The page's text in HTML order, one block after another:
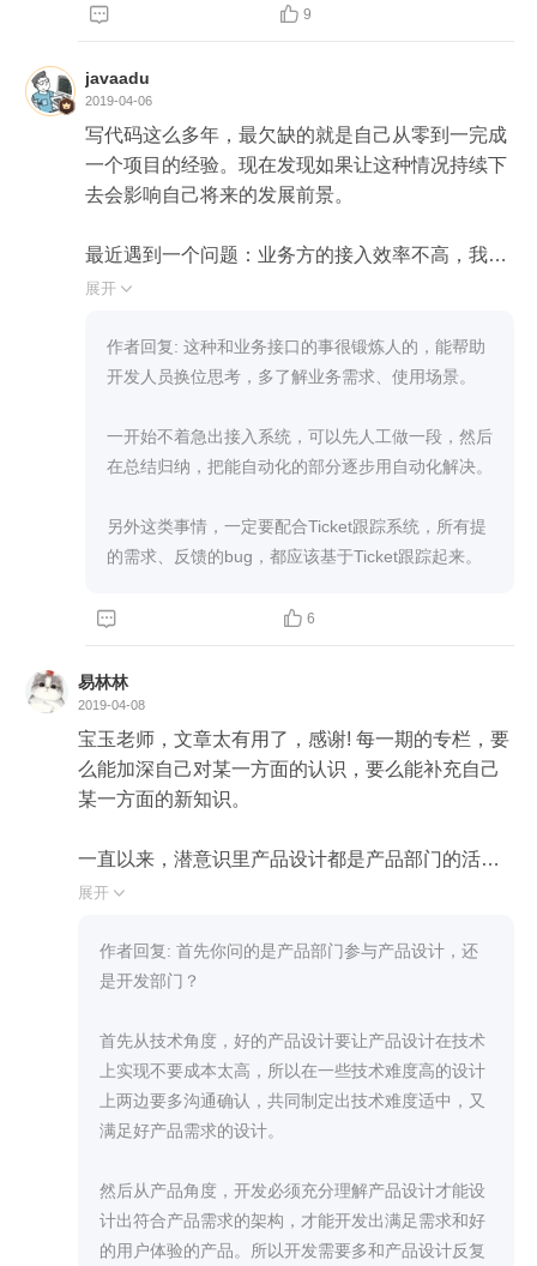
  9
javaadu
2019-04-06
写代码这么多年，最欠缺的就是自己从零到一完成
一个项目的经验。现在发现如果让这种情况持续下
去会影响自己将来的发展前景。
最近遇到一个问题：业务方的接入效率不高，我们
组一直需要提供一个开发去支持，人效态太低。为
了下主要的步骤：业务问题分析，对于接入来说就
是总结固定的接入；出解决方案（这里需要自己去
如果可以解决这个问题，相信可以锻炼自己身体整
展开 
作者回复: 这种和业务接口的事很锻炼人的，能帮助
开发人员换位思考，多了解业务需求、使用场景。
一开始不着急出接入系统，可以先人工做一段，然后
在总结归纳，把能自动化的部分逐步用自动化解决。
另外这类事情，一定要配合Ticket跟踪系统，所有提
的需求、反馈的bug，都应该基于Ticket跟踪起来。
  6
易林林
2019-04-08
宝玉老师，文章太有用了，感谢! 每一期的专栏，要
么能加深自己对某一方面的认识，要么能补充自己
某一方面的新知识。
一直以来，潜意识里产品设计都是产品部门的活
儿，我一研发部门的怎么能插得上手，手太长也不
长的时候，等待是惬意的（不忙，不加班），也是
焦虑的（暴风雨在后头），只能干瞪眼。
原型设计我也曾经玩过，不过玩得太浅，没玩到精
髓，草草开始，草草结束，不太重视。今天看到宝
玉老师对原型设计的讲解，补充了我所不了解的原
型设计的优势：最小代价、最快速度，如果能保证
另外，我想请教宝玉老师，在敏捷开发中产品部门
怎样参与产品设计会更好，或者以什么方式参与会
展开 
作者回复: 首先你问的是产品部门参与产品设计，还
是开发部门？
首先从技术角度，好的产品设计要让产品设计在技术
上实现不要成本太高，所以在一些技术难度高的设计
上两边要多沟通确认，共同制定出技术难度适中，又
满足好产品需求的设计。
然后从产品角度，开发必须充分理解产品设计才能设
计出符合产品需求的架构，才能开发出满足需求和好
的用户体验的产品。所以开发需要多和产品设计反复